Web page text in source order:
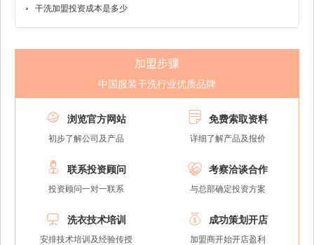
干洗加盟投资成本是多少
加盟步骤
中国服装干洗行业优质品牌
 浏览官方网站
初步了解公司及产品
 免费索取资料
详细了解产品及报价
 联系投资顾问
投资顾问一对一联系
 考察洽谈合作
与总部确定投资方案
 洗衣技术培训
安排技术培训及经验传授
 成功策划开店
加盟商开始开店盈利